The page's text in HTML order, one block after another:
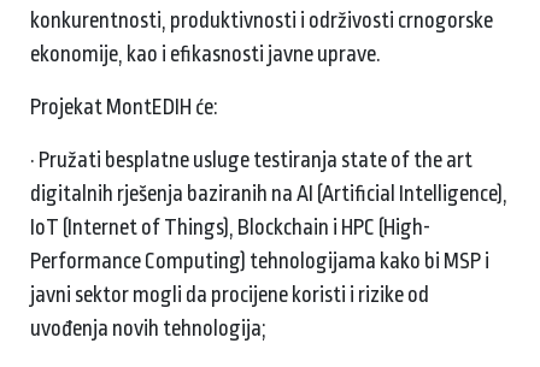
konkurentnosti, produktivnosti i održivosti crnogorske
ekonomije, kao i efikasnosti javne uprave.
Projekat MontEDIH će:
· Pružati besplatne usluge testiranja state of the art
digitalnih rješenja baziranih na AI (Artificial Intelligence),
IoT (Internet of Things), Blockchain i HPC (High-
Performance Computing) tehnologijama kako bi MSP i
javni sektor mogli da procijene koristi i rizike od
uvođenja novih tehnologija;